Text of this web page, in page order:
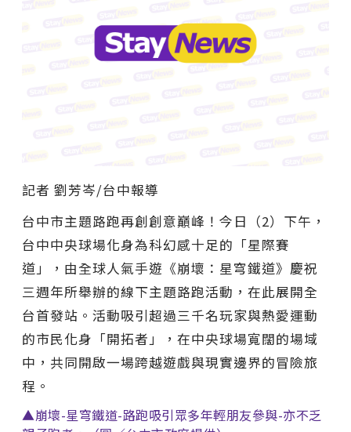
記者 劉芳岑/台中報導
台中市主題路跑再創創意巔峰！今日（2）下午，
台中中央球場化身為科幻感十足的「星際賽
道」，由全球人氣手遊《崩壞：星穹鐵道》慶祝
三週年所舉辦的線下主題路跑活動，在此展開全
台首發站。活動吸引超過三千名玩家與熱愛運動
的市民化身「開拓者」，在中央球場寬闊的場域
中，共同開啟一場跨越遊戲與現實邊界的冒險旅
程。
▲崩壞-星穹鐵道-路跑吸引眾多年輕朋友參與-亦不乏